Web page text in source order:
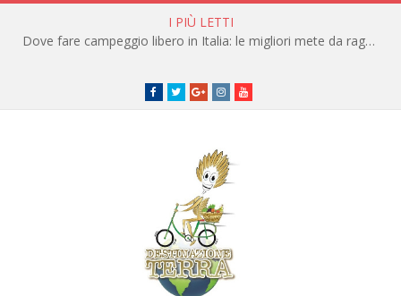
I PIÙ LETTI
Dove fare campeggio libero in Italia: le migliori mete da raggiungere in traghetto
Facebook
TwitterGoogle+instagramyoutube